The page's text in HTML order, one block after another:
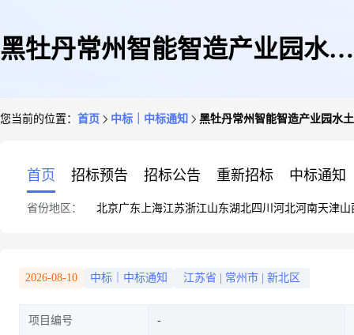
黑牡丹常州智能智造产业园水土
您当前的位置： 首页 中标｜中标通知 黑牡丹常州智能智造产业园水
首页 招标预告 招标公告 重新招标 中标通知
省份地区： 北京广东 上海江苏浙江山东湖北四川 河北河南天津山
2026-08-10 中标｜中标通知 江苏省 常州市 新北区
项目编号